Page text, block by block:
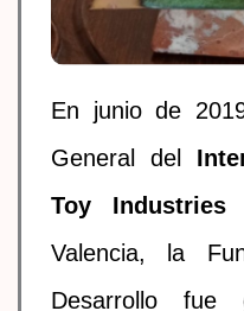
En junio de
General del
Toy Industries
Valencia, la
Desarrollo fue